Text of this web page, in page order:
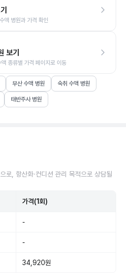
액 병원과 가격 확인
보기
종류별 가격 페이지로 이동
부산 수액 병원 숙취 수액 병원
태반주사 병원
로, 항산화·컨디션 관리 목적으로 상담될
가격(1회)
-
-
34,920원